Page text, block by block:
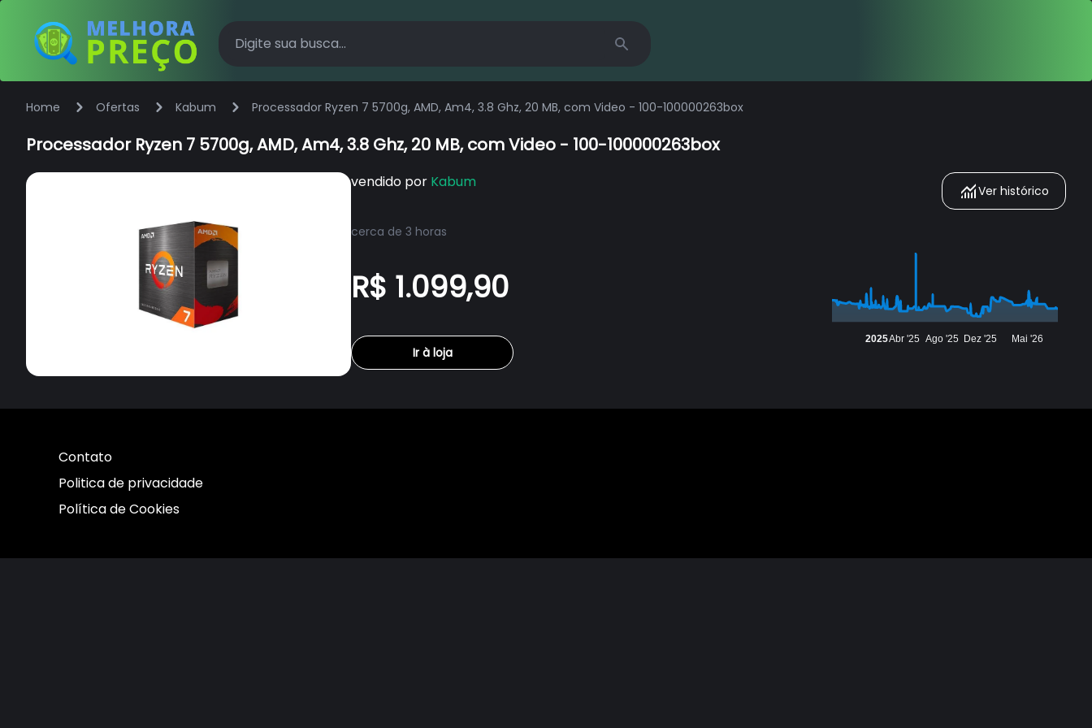
Home Ofertas Kabum Processador Ryzen 7 5700g, AMD, Am4, 3.8 Ghz, 20 MB, com Video - 100-100000263box
Processador Ryzen 7 5700g, AMD, Am4, 3.8 Ghz, 20 MB, com Video - 100-100000263box
vendido por Kabum
cerca de 3 horas
R$ 1.099,90
Ir à loja
Ver histórico
2025Abr '25 Ago '25 Dez '25 Mai '26
Contato
Politica de privacidade
Política de Cookies